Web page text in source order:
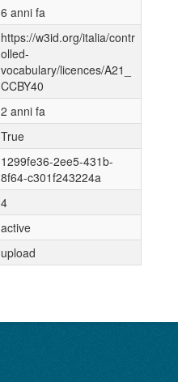
6 anni fa
https://w3id.org/italia/contr
olled-
vocabulary/licences/A21_
CCBY40
2 anni fa
True
1299fe36-2ee5-431b-
8f64-c301f243224a
4
active
upload